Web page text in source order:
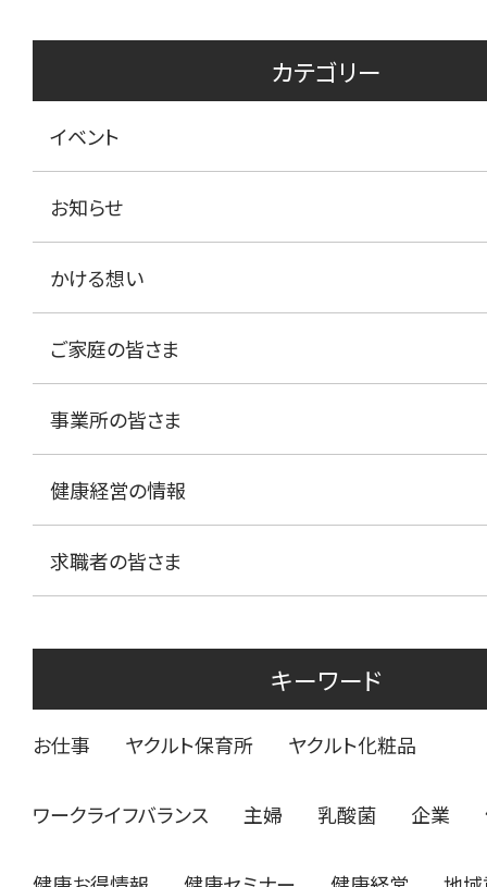
カテゴリー
イベント
お知らせ
かける想い
ご家庭の皆さま
事業所の皆さま
健康経営の情報
求職者の皆さま
キーワード
お仕事 ヤクルト保育所 ヤクルト化粧品
ワークライフバランス 主婦 乳酸菌 企業